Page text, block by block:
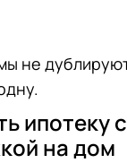
не
ипотеку с
на дом